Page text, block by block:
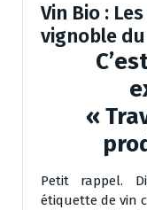
Vin Bio :
vignoble
«
Petit rappel.
étiquette de vin